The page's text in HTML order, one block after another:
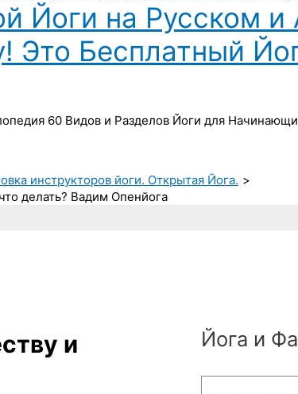
Йоги на Русском и
Это Бесплатный
60 Видов и Разделов Йоги для
инструкторов йоги. Открытая Йога.
делать? Вадим Опенйога
и
Йога и